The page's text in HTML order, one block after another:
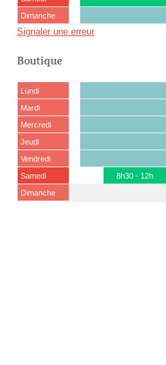
Dimanche
Signaler une erreur
Boutique
Lundi
Mardi
Mercredi
Jeudi
Vendredi
Samedi
8h30 - 12h
Dimanche